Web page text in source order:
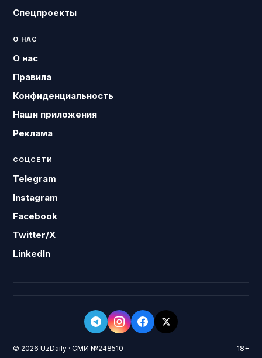
Спецпроекты
О НАС
О нас
Правила
Конфиденциальность
Наши приложения
Реклама
СОЦСЕТИ
Telegram
Instagram
Facebook
Twitter/X
LinkedIn
© 2026 UzDaily · СМИ №248510 18+